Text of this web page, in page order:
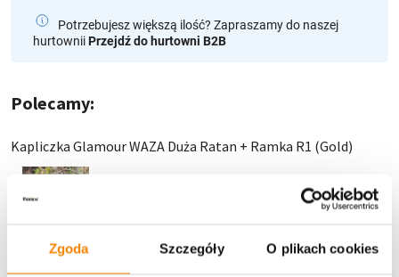
Zgoda Szczegóły O plikach cookies
Potrzebujesz większą ilość? Zapraszamy do naszej
hurtowniiPrzejdź do hurtowni B2B
Polecamy:
Kapliczka Glamour WAZA Duża Ratan + Ramka R1 (Gold)
73,90zł